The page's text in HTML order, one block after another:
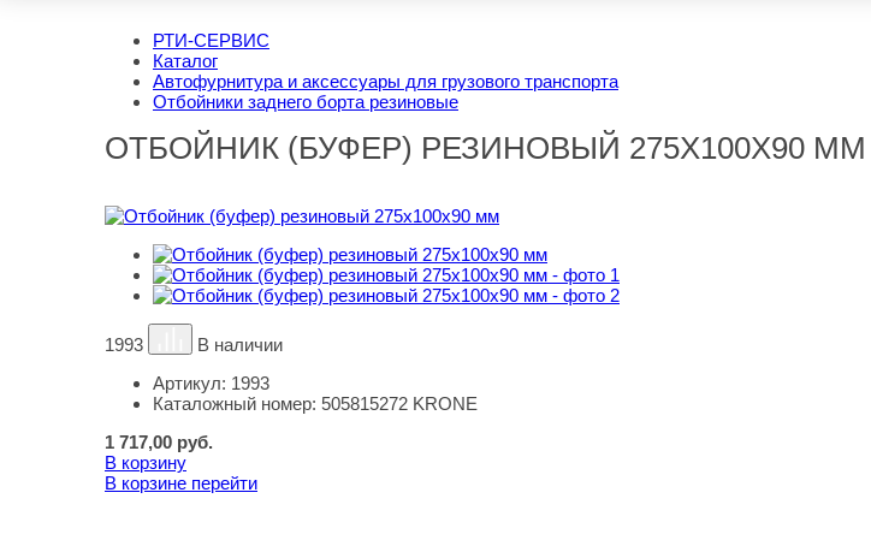
РТИ-СЕРВИС
Каталог
Автофурнитура и аксессуары для грузового транспорта
Отбойники заднего борта резиновые
ОТБОЙНИК (БУФЕР) РЕЗИНОВЫЙ 275Х100Х90 ММ
1993
В наличии
Артикул: 1993
Каталожный номер: 505815272 KRONE
1 717,00 руб.
В корзину
В корзине перейти